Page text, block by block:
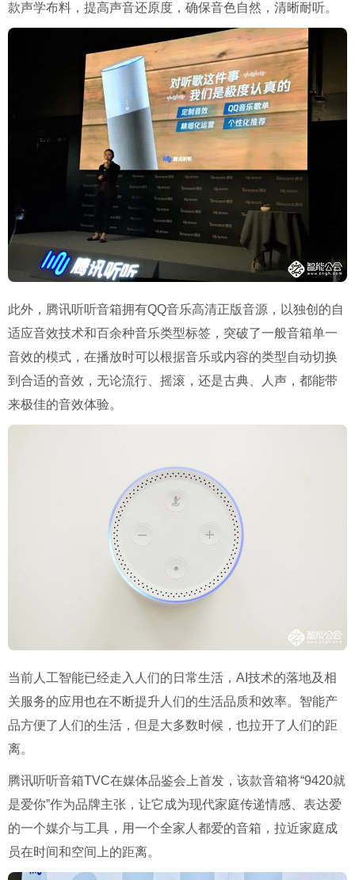
款声学布料，提高声音还原度，确保音色自然，清晰耐听。
此外，腾讯听听音箱拥有QQ音乐高清正版音源，以独创的自
适应音效技术和百余种音乐类型标签，突破了一般音箱单一
音效的模式，在播放时可以根据音乐或内容的类型自动切换
到合适的音效，无论流行、摇滚，还是古典、人声，都能带
来极佳的音效体验。
当前人工智能已经走入人们的日常生活，AI技术的落地及相
关服务的应用也在不断提升人们的生活品质和效率。智能产
品方便了人们的生活，但是大多数时候，也拉开了人们的距
离。
腾讯听听音箱TVC在媒体品鉴会上首发，该款音箱将“9420就
是爱你”作为品牌主张，让它成为现代家庭传递情感、表达爱
的一个媒介与工具，用一个全家人都爱的音箱，拉近家庭成
员在时间和空间上的距离。